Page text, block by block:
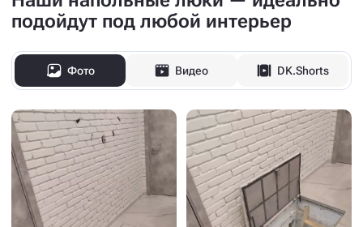
подойдут под любой интерьер
Фото Видео DK.Shorts